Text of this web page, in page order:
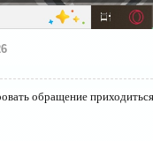
обращение